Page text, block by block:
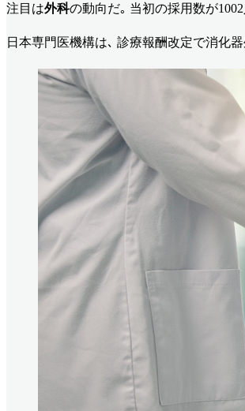
注目は外科の動向だ｡ 当初の採用数が
日本専門医機構は､ 診療報酬改定で消化